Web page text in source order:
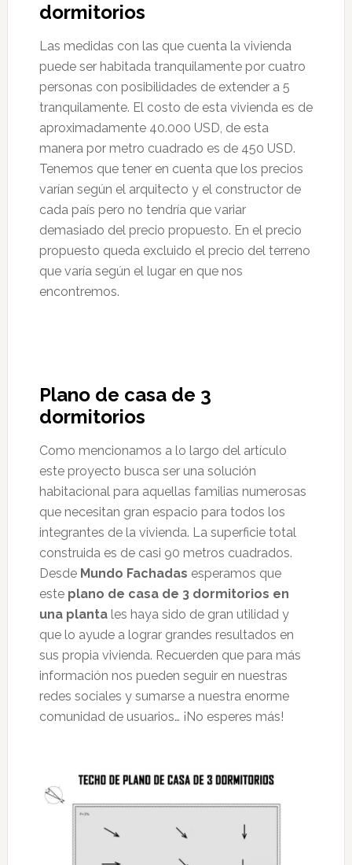
dormitorios
Las medidas con las que cuenta la vivienda
puede ser habitada tranquilamente por cuatro
personas con posibilidades de extender a 5
tranquilamente. El costo de esta vivienda es de
aproximadamente 40.000 USD, de esta
manera por metro cuadrado es de 450 USD.
Tenemos que tener en cuenta que los precios
varían según el arquitecto y el constructor de
cada país pero no tendría que variar
demasiado del precio propuesto. En el precio
propuesto queda excluido el precio del terreno
que varía según el lugar en que nos
encontremos.
Plano de casa de 3
dormitorios
Como mencionamos a lo largo del artículo
este proyecto busca ser una solución
habitacional para aquellas familias numerosas
que necesitan gran espacio para todos los
integrantes de la vivienda. La superficie total
construida es de casi 90 metros cuadrados.
Desde Mundo Fachadas esperamos que
este plano de casa de 3 dormitorios en
una planta les haya sido de gran utilidad y
que lo ayude a lograr grandes resultados en
sus propia vivienda. Recuerden que para más
información nos pueden seguir en nuestras
redes sociales y sumarse a nuestra enorme
comunidad de usuarios… ¡No esperes más!